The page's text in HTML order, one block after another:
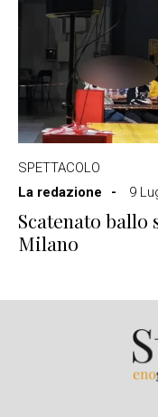
SPETTACOLO
La redazione
9
Scatenato ballo
Milano